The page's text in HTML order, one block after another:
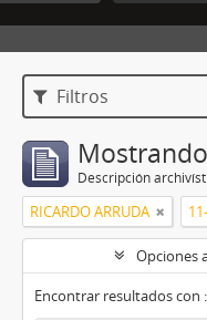
Filtros
Descripción
RICARDO ARRUDA
Opciones
Encontrar resultados con :